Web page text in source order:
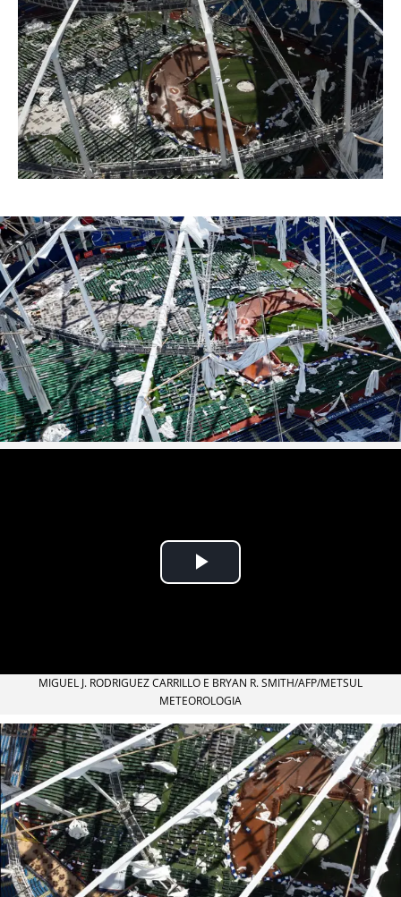
MIGUEL J. RODRIGUEZ CARRILLO E BRYAN R. SMITH/AFP/METSUL
METEOROLOGIA